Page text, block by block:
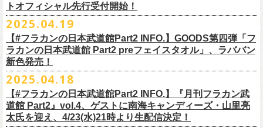
10月26日(日) 長崎ホンダ楽器 15:30/16:00
11月3日(月・祝) 渋谷duo MUSIC EXCHANGE 15:15/16:00
11月8日(土) 徳島club GRINDHOUSE 16:30/17:00
11月9日(日) 米子AZTiC laughs 15:30/16:00
11月15日(土) 福井CHOP 16:30/17:00
11月16日(日) 神戸VARIT. 15:30/16:00
11月29日(土) 名古屋E.L.L 16:30/17:00
11月30日(日) 静岡サナッシュ 15:30/16:00
12月6日(土) 宇都宮HEAVEN’S ROCK VJ-2 16:30/17:00
12月7日(日) 水戸LIGHT HOUSE 15:30/16:00
※各店舗のプレイガイドカウンターでの販売はいたしません。
※チケットに関する問い合わせは必ず下記にお願いいたします。
※海外からは購入できません。日本国内のみの販売になります。
＜イベント参加に関してのご注意＞
・会場内外の通路など共有部分での座り込み、集団での立ち話など、他
のお客様のご迷惑になるような行為はご遠慮ください。イベント中止等
の原因となります。
・近隣店舗・近隣の施設・お客様へご迷惑となりますので、施設内外・
会場内外でのアーティストの入待ち、出待ち等の待機行為はご遠慮下さ
※⾼校⽣以下は当⽇¥2,000 キャッシュバックします
（当⽇年齢を証明できるもの（学⽣証、保険証など）のご提⽰
なります）
一般チケット発売日：6月28日(土)
問い合わせ：JAILHOUSE TEL:052-936-6041
https://www.jailhouse.jp/
・7月31日(木)
会場：三重・松阪M’AXA
時間：Open 18:30 / Start 19:00
チケット料金：前売 ¥5,500（税込／全自由・整理番号付／ドリンク代別
途要）
一般チケット発売日：5月26日(月)
イープラス
問い合わせ：松阪M’AXA
く、というこのツアーの旅の在り方に美しさを感じる。
そして、これはぼんやりとしたイメージの連鎖でしかないが、群馬と言
えば詩人の萩原朔太郎である。萩原朔太郎は詩人でありながら、自らマ
ンドリンなどの楽器を演奏し、作曲もする音楽家だった。（高崎ではな
いが）前橋文学館という場所に行けば、彼が愛用したアコースティック
ギターが飾られていたり、彼の作曲した曲が流れていたりする。詩と音
楽の関係、言葉と音楽の関係、「うた」と呼ばれるものの秘密……そう
いうものに思いを馳せるのに、群馬はうってつけの土地である。この日
のライブ、本編の最後に演奏された“東京タワー”のポエトリー調の部分
で、体をぐっと鈴木圭介がいる方に向けて、まるで鈴木の呼吸を深く感
チケット発売日：5月24日
プレイガイド：tiget
商品情報：
タイトル：『歌詞の本棚 深夜高速』
歌詞：鈴木圭介 絵：丹下京子
発売日：2025年7月11日(金)
価格：定価2,200円(税込)
発売元：リットーミュージック
商品ページ：https://www.rittor-music.co.jp/product/detail/3125317101/
著者プロフィール
我こそ”フラカンの日本武道館宣伝隊員”に！という方は、こちらよりポス
ター＆フライヤーを必要数お送りさせていただきますので、メールに
て、件名に「フラカンの日本武道館宣伝隊員応募」と明記いただき、本
文に氏名、住所、貼っていただく（置いていただく）場所（できました
一般チケット予約：2025年4月21日(月)から
MANDA-LA2予約フォームよりお申し込みください
MANDA-LA2
〒180-0003 東京都武蔵野市吉祥寺南町２丁目８−６ 第１８通南ビル地下
https://www.manda-la2.com
＝＝＝＝＝＝＝＝＝＝＝＝
◎TALK LIVE「ハルキとジョーとベースと猫と〜グレートなゲストと共
に〜」
7月12日(土)7月13日(日)静岡県浜松市浜名湖ガーデンパーク 屋外ステージ
で開催される「ADAM at presents ADAM FEST2025 supported by
Recruiting Management」にフラワーカンパニーズの出演が決定！
◎ニワトリ堂2nd STORE https://flowercompanyzinc.stores.jp/
トオフィシャル先行受付開始！
2025.04.19
【#フラカンの日本武道館Part2 INFO.】GOODS第四弾「フ
ラカンの日本武道館 Part2 preフェイスタオル」、ラババン
新色発売！
2025年9月20日(土)開催するフラワーカンパニーズ日本武道館ワンマンラ
イブ「フラカンの日本武道館 Part2 〜超・今が旬〜」、
プレGOODS第四弾となる「フラカンの日本武道館 Part2 pre フェイスタ
オル」が完成！
2025.04.18
【#フラカンの日本武道館Part2 INFO.】『月刊フラカン武
道館 Part2』vol.4、ゲストに南海キャンディーズ・山里亮
太氏を迎え、4/23(水)21時より生配信決定！